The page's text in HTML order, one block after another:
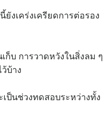
งเคร่งเครียดการต่อรอง
บ การวาดหวังในสิ่งลม ๆ
บ้าง
ป็นช่วงทดสอบระหว่างทั้ง